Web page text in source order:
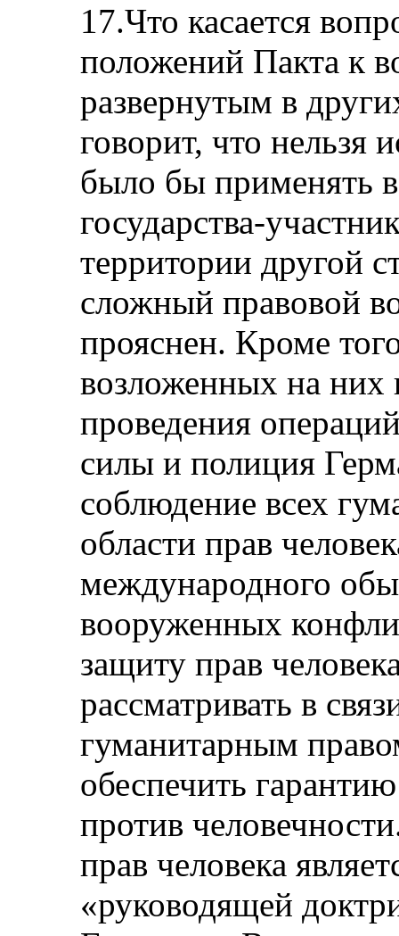
17.Что касается
положений Пакта к
развернутым в
говорит, что нельзя
было бы применять в
государства-
территории другой
сложный правовой
прояснен. Кроме
возложенных на них
проведения
силы и полиция
соблюдение всех
области прав
международного
вооруженных
защиту прав
рассматривать в
гуманитарным
обеспечить
против
прав человека
«руководящей